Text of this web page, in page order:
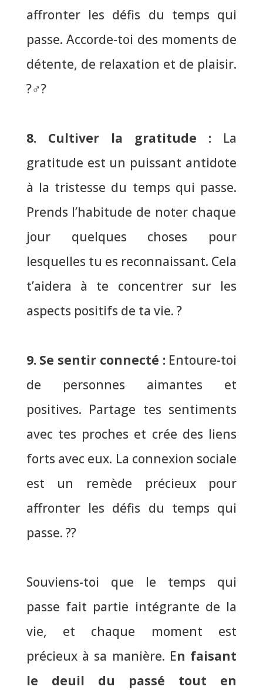
affronter les défis du temps qui
passe.Accorde-toi des moments de
détente, de relaxation et de plaisir.
?‍♂️?
8. Cultiver la gratitude : La
gratitude est un puissant antidote
à la tristesse du temps qui passe.
Prends l’habitude de noter chaque
jour quelques choses pour
lesquelles tu es reconnaissant. Cela
t’aidera à te concentrer sur les
aspects positifs de ta vie. ?
9. Se sentir connecté :Entoure-toi
de personnes aimantes et
positives. Partage tes sentiments
avec tes proches et crée des liens
forts avec eux. La connexion sociale
est un remède précieux pour
affronter les défis du temps qui
passe. ??
Souviens-toi que le temps qui
passe fait partie intégrante de la
vie, et chaque moment est
précieux à sa manière. En faisant
le deuil du passé tout en